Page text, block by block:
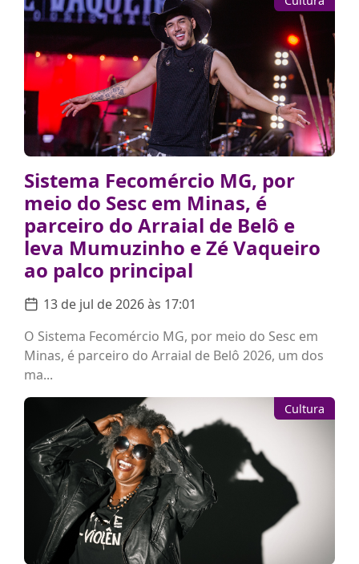
Sistema Fecomércio MG, por
meio do Sesc em Minas, é
parceiro do Arraial de Belô e
leva Mumuzinho e Zé Vaqueiro
ao palco principal
13 de jul de 2026 às 17:01
O Sistema Fecomércio MG, por meio do Sesc em
Minas, é parceiro do Arraial de Belô 2026, um dos
ma...
Cultura